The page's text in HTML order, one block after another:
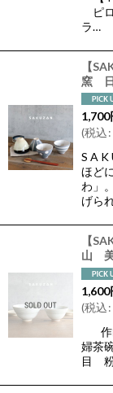
ピ
ラ…
【
窯
1,700
(税込:
S A K
ほど
わ」
げら
【
山
1,600
(税込:
作
婦茶
目